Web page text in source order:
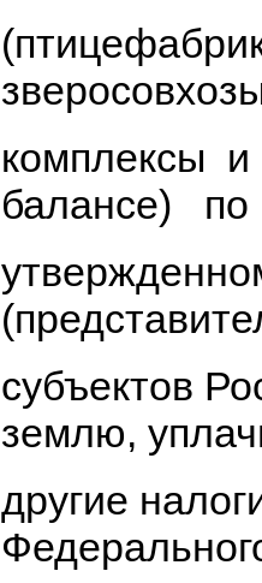
комплексы
балансе)
субъектов
землю,
другие